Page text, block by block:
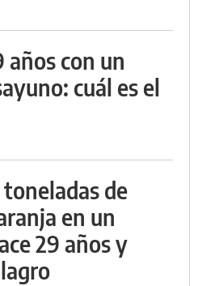
años con un
cuál es el
de
en un
29 años y